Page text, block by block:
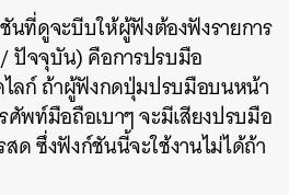
นที่ดูจะบีบให้ผู้ฟังต้องฟังรายการ
ปัจจุบัน) คือการปรบมือ
ลก์ ถ้าผู้ฟังกดปุ่มปรบมือบนหน้า
ศัพท์มือถือเบาๆ จะมีเสียงปรบมือ
ด ซึ่งฟังก์ชันนี้จะใช้งานไม่ได้ถ้า